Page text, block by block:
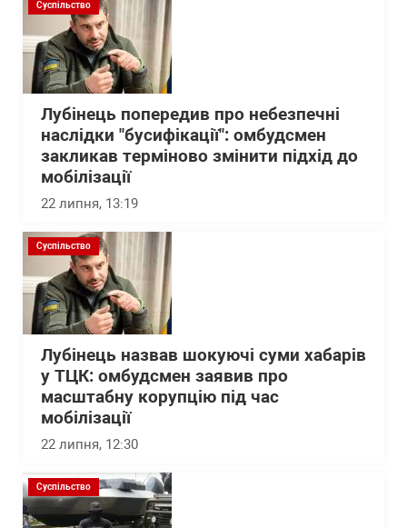
Суспільство
Лубінець попередив про небезпечні
наслідки "бусифікації": омбудсмен
закликав терміново змінити підхід до
мобілізації
22 липня, 13:19
Суспільство
Лубінець назвав шокуючі суми хабарів
у ТЦК: омбудсмен заявив про
масштабну корупцію під час
мобілізації
22 липня, 12:30
Суспільство